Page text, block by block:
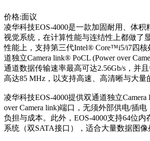
价格:面议
凌华科技EOS-4000是一款加固耐用、体积
视觉系统，在计算性能与连结性上都做了
性能上，支持第三代Intel® Core™i5/i7四核
道独立Camera link® PoCL (Power over
通道数据传输速率最高可达2.56Gb/s，并
高达85 MHz，以支持高速、高清晰与大量
凌华科技EOS-4000提供双通道独立Camera l
over Camera link)端口，无须外部供电/插
负担与成本。此外，EOS-4000支持64位
系统（双SATA接口），适合大量数据图像